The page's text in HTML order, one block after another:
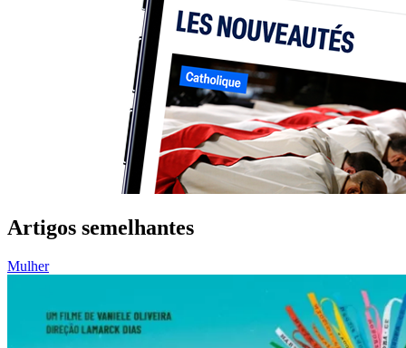
Artigos semelhantes
Mulher